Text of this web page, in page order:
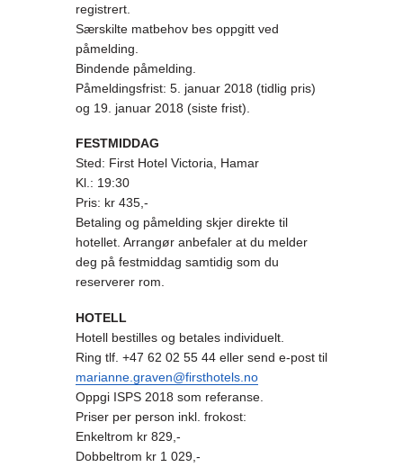
registrert.
Særskilte matbehov bes oppgitt ved
påmelding.
Bindende påmelding.
Påmeldingsfrist: 5. januar 2018 (tidlig pris)
og 19. januar 2018 (siste frist).
FESTMIDDAG
Sted: First Hotel Victoria, Hamar
Kl.: 19:30
Pris: kr 435,-
Betaling og påmelding skjer direkte til
hotellet. Arrangør anbefaler at du melder
deg på festmiddag samtidig som du
reserverer rom.
HOTELL
Hotell bestilles og betales individuelt.
Ring tlf. +47 62 02 55 44 eller send e-post til
marianne.graven@firsthotels.no
Oppgi ISPS 2018 som referanse.
Priser per person inkl. frokost:
Enkeltrom kr 829,-
Dobbeltrom kr 1 029,-